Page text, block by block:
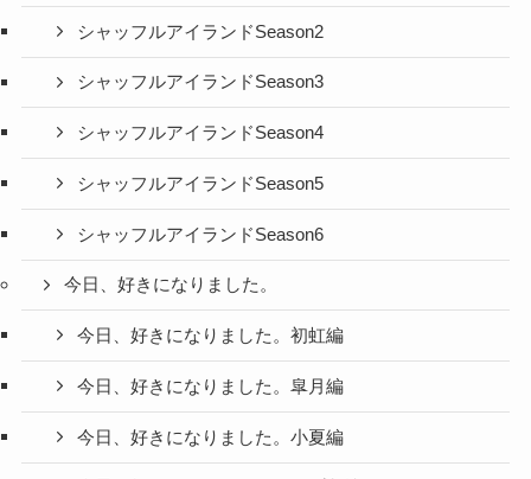
シャッフルアイランドSeason2
シャッフルアイランドSeason3
シャッフルアイランドSeason4
シャッフルアイランドSeason5
シャッフルアイランドSeason6
今日、好きになりました。
今日、好きになりました。初虹編
今日、好きになりました。皐月編
今日、好きになりました。小夏編